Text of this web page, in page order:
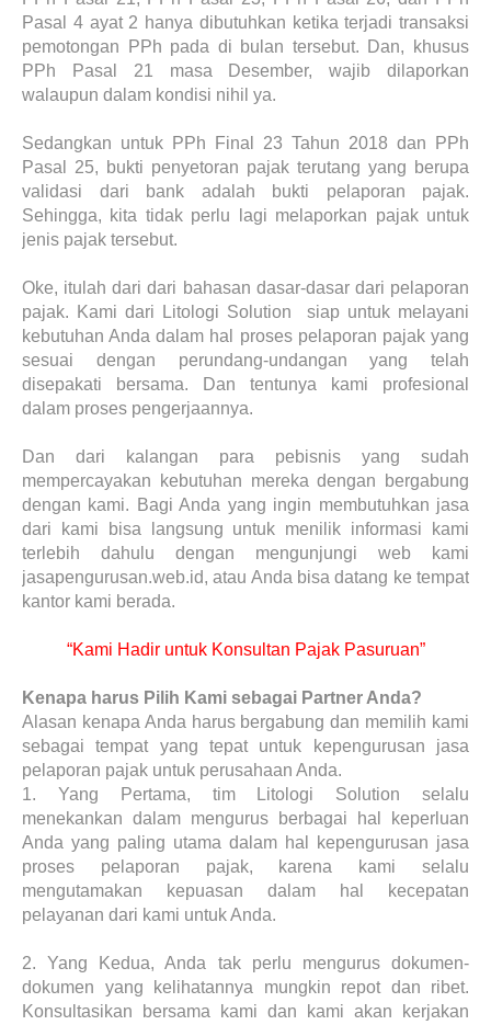
Pasal 4 ayat 2 hanya dibutuhkan ketika terjadi transaksi
pemotongan PPh pada di bulan tersebut. Dan, khusus
PPh Pasal 21 masa Desember, wajib dilaporkan
walaupun dalam kondisi nihil ya.
Sedangkan untuk PPh Final 23 Tahun 2018 dan PPh
Pasal 25, bukti penyetoran pajak terutang yang berupa
validasi dari bank adalah bukti pelaporan pajak.
Sehingga, kita tidak perlu lagi melaporkan pajak untuk
jenis pajak tersebut.
Oke, itulah dari dari bahasan dasar-dasar dari pelaporan
pajak. Kami dari Litologi Solution siap untuk melayani
kebutuhan Anda dalam hal proses pelaporan pajak yang
sesuai dengan perundang-undangan yang telah
disepakati bersama. Dan tentunya kami profesional
dalam proses pengerjaannya.
Dan dari kalangan para pebisnis yang sudah
mempercayakan kebutuhan mereka dengan bergabung
dengan kami. Bagi Anda yang ingin membutuhkan jasa
dari kami bisa langsung untuk menilik informasi kami
terlebih dahulu dengan mengunjungi web kami
jasapengurusan.web.id, atau Anda bisa datang ke tempat
kantor kami berada.
“Kami Hadir untuk Konsultan Pajak Pasuruan”
Kenapa harus Pilih Kami sebagai Partner Anda?
Alasan kenapa Anda harus bergabung dan memilih kami
sebagai tempat yang tepat untuk kepengurusan jasa
pelaporan pajak untuk perusahaan Anda.
1.
Yang Pertama, tim Litologi Solution selalu
menekankan dalam mengurus berbagai hal keperluan
Anda yang paling utama dalam hal kepengurusan jasa
proses pelaporan pajak, karena kami selalu
mengutamakan kepuasan dalam hal kecepatan
pelayanan dari kami untuk Anda.
2.
Yang Kedua, Anda tak perlu mengurus dokumen-
dokumen yang kelihatannya mungkin repot dan ribet.
Konsultasikan bersama kami dan kami akan kerjakan